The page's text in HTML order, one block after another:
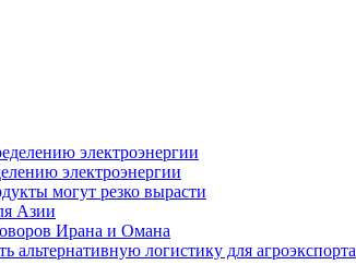
электроэнергии
могут резко вырасти
Азии
Ирана и Омана
альтернативную логистику для агроэкспорта